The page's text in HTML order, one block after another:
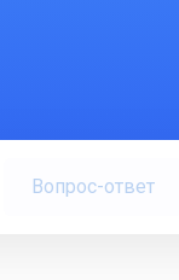
Вопрос-ответ